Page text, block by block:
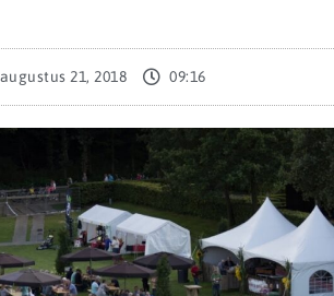
augustus 21, 2018 09:16